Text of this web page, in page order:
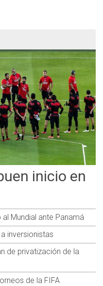
inicio en
Mundial ante Panamá
inversionistas
de privatización de la
de la FIFA